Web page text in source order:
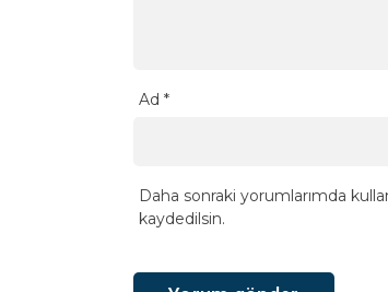
Ad *
Daha sonraki yorumlarımda
kaydedilsin.